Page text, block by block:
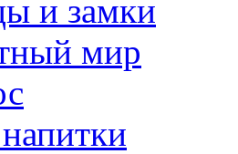
и замки
мир